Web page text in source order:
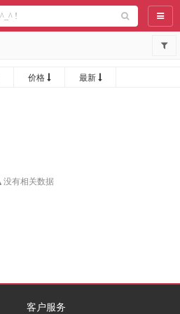
导航
价格 最新
没有相关数据
客户服务